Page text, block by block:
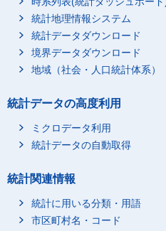
統計地理情報システム
統計データダウンロード
境界データダウンロード
地域（社会・人口統計体系）
統計データの高度利用
ミクロデータ利用
統計データの自動取得
統計関連情報
統計に用いる分類・用語
市区町村名・コード